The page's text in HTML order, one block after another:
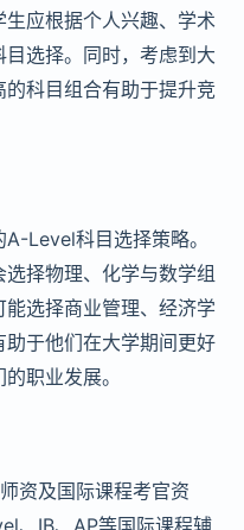
应根据个人兴趣、学术
选择。同时，考虑到大
科目组合有助于提升竞
Level科目选择策略。
择物理、化学与数学组
选择商业管理、经济学
于他们在大学期间更好
职业发展。
资及国际课程考官资